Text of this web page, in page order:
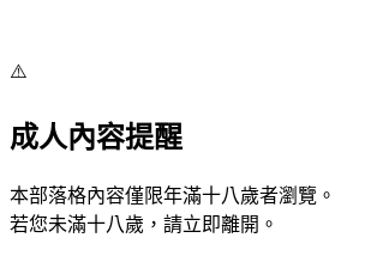
⚠️
成人內容提醒
本部落格內容僅限年滿十八歲者瀏覽。
若您未滿十八歲，請立即離開。